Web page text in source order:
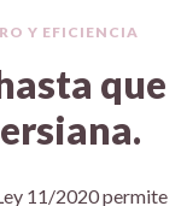
Y EFICIENCIA
que
11/2020 permite